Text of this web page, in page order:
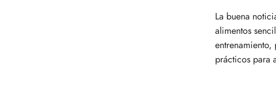
La buena
alimentos
prácticos para